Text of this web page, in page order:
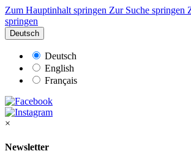
Zum Hauptinhalt springen Zur Suche springen
springen
Deutsch
Deutsch
English
Français
×
Newsletter